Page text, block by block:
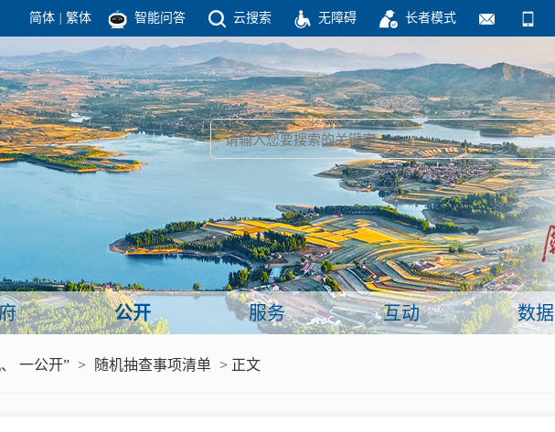
简体 繁体 智能问答 云搜索 无障碍 长者模式
团结高效 理性法治 公开公平 友善和谐
政府机构
政府公报
政府数据
新闻
政务要闻 国务院要闻
镇街信息
视频新闻 临沂日报·莒南新
闻
公开 服务 互动 数据
一公开” > 随机抽查事项清单 > 正文